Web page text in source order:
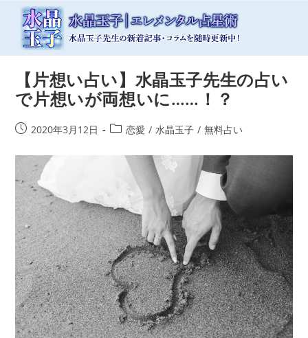
【片想い占い】水晶玉子先生の占い
で片想いが両想いに……！？
投
公
日:
2020年3月12日
投
ー:
恋愛 / 水晶玉子 / 無料占い